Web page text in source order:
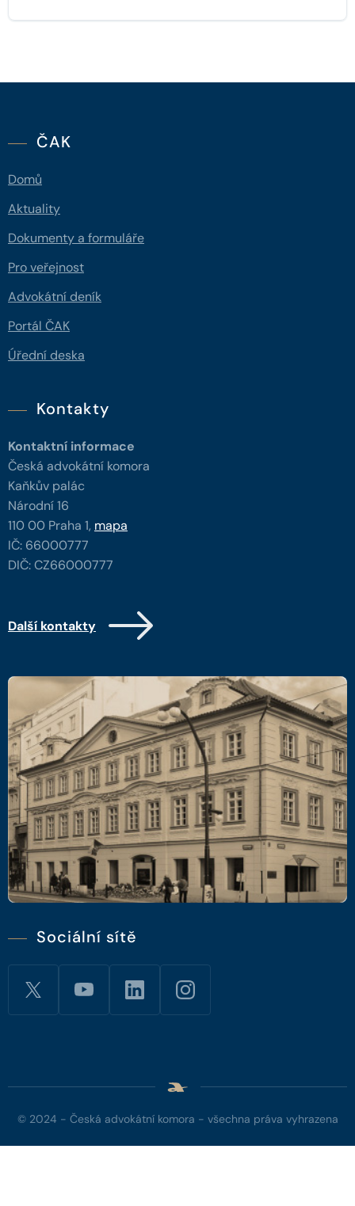
ČAK
Domů
Aktuality
Dokumenty a formuláře
Pro veřejnost
Advokátní deník
Portál ČAK
Úřední deska
Kontakty
Kontaktní informace
Česká advokátní komora
Kaňkův palác
Národní 16
110 00 Praha 1, mapa
IČ: 66000777
DIČ: CZ66000777
Další kontakty
Sociální sítě
© 2024 - Česká advokátní komora - všechna práva vyhrazena